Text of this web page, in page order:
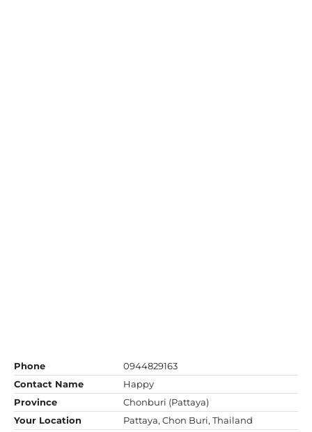
Phone
0944829163
Contact Name
Happy
Province
Chonburi (Pattaya)
Your Location
Pattaya, Chon Buri, Thailand